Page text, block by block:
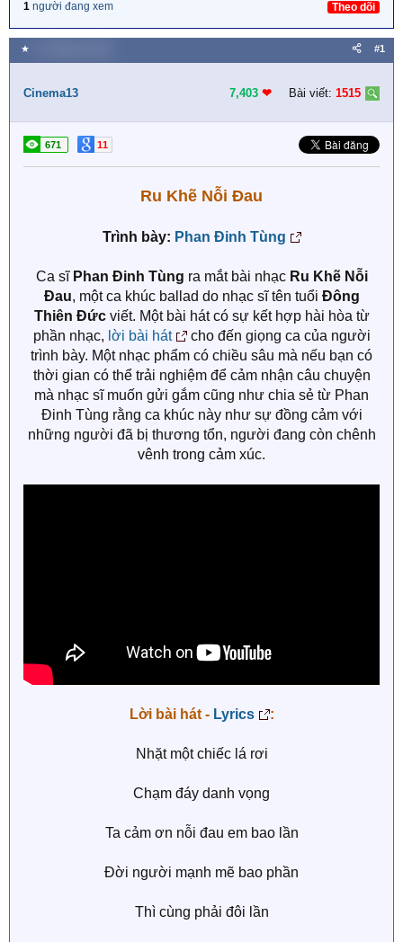
1 người đang xem Theo dõi
★ #1
Cinema13 7,403 ❤︎ Bài viết: 1515
671 11
Ru Khẽ Nỗi Đau
Trình bày: Phan Đinh Tùng
Ca sĩ Phan Đinh Tùng ra mắt bài nhạc Ru Khẽ Nỗi
Đau, một ca khúc ballad do nhạc sĩ tên tuổi Đông
Thiên Đứcviết. Một bài hát có sự kết hợp hài hòa từ
phần nhạc, lời bài hát
cho đến giọng ca của người
trình bày. Một nhạc phẩm có chiều sâu mà nếu bạn có
thời gian có thể trải nghiệm để cảm nhận câu chuyện
mà nhạc sĩ muốn gửi gắm cũng như chia sẻ từ Phan
Đinh Tùng rằng ca khúc này như sự đồng cảm với
những người đã bị thương tổn, người đang còn chênh
vênh trong cảm xúc.
Lời bài hát - Lyrics :
Nhặt một chiếc lá rơi
Chạm đáy danh vọng
Ta cảm ơn nỗi đau em bao lần
Đời người mạnh mẽ bao phần
Thì cùng phải đôi lần